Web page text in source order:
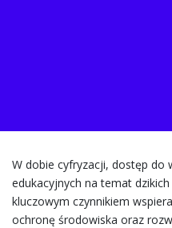
W dobie cyfryzacji, dostęp do
edukacyjnych na temat
kluczowym czynnikiem
ochronę środowiska oraz